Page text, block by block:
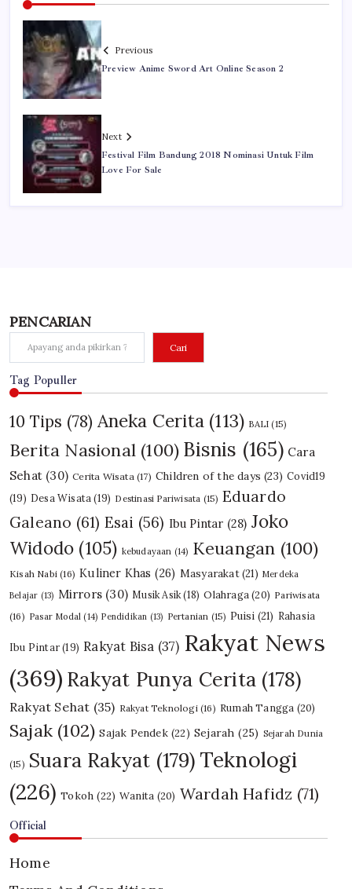
Previous
Preview Anime Sword Art Online Season 2
Next
Festival Film Bandung 2018 Nominasi Untuk Film
Love For Sale
PENCARIAN
Cari
Tag Populler
10 Tips (78) Aneka Cerita (113) BALI (15)
Berita Nasional (100) Bisnis (165) Cara
Sehat (30) Cerita Wisata(17) Children of the days (23) Covid19
(19) Desa Wisata (19) Destinasi Pariwisata (15) Eduardo
Galeano (61) Esai (56) Ibu Pintar (28) Joko
Widodo (105) kebudayaan (14) Keuangan (100)
Kisah Nabi (16) Kuliner Khas (26) Masyarakat(21) Merdeka
Belajar (13) Mirrors (30) Musik Asik(18) Olahraga(20) Pariwisata
(16) Pasar Modal (14) Pendidikan (13) Pertanian (15) Puisi (21) Rahasia
Ibu Pintar(19) Rakyat Bisa (37) Rakyat News
(369) Rakyat Punya Cerita (178)
Rakyat Sehat (35) Rakyat Teknologi(16) Rumah Tangga (20)
Sajak (102) Sajak Pendek(22) Sejarah (25) Sejarah Dunia
(15) Suara Rakyat (179) Teknologi
(226) Tokoh (22) Wanita (20) Wardah Hafidz (71)
Official
Home